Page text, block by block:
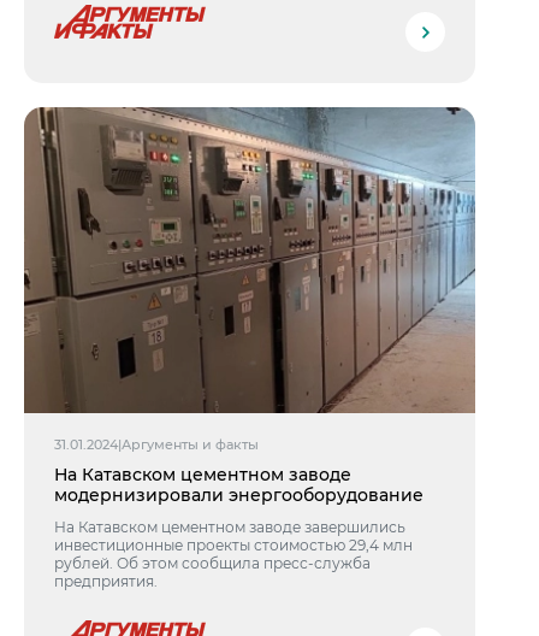
31.01.2024|Аргументы и факты
На Катавском цементном заводе
модернизировали энергооборудование
На Катавском цементном заводе завершились
инвестиционные проекты стоимостью 29,4 млн
рублей. Об этом сообщила пресс-служба
предприятия.